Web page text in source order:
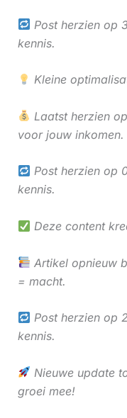
Post herzien op
kennis.
Kleine
Laatst herzien
voor jouw inkomen.
Post herzien op
kennis.
Deze content
Artikel opnieuw
= macht.
Post herzien op
kennis.
Nieuwe update
groei mee!